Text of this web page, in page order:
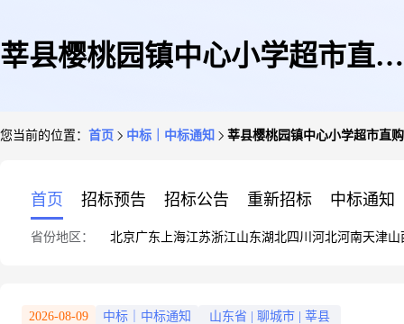
莘县樱桃园镇中心小学超市直购
您当前的位置： 首页 中标｜中标通知 莘县樱桃园镇中心小学超市直
首页 招标预告 招标公告 重新招标 中标通知
省份地区： 北京广东 上海江苏浙江山东湖北四川 河北河南天津山
2026-08-09 中标｜中标通知 山东省 聊城市 莘县